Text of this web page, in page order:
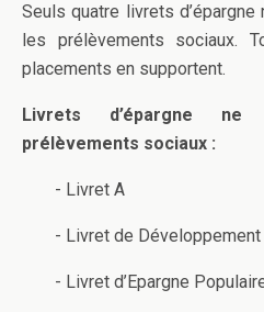
Seuls quatre livrets
les prélèvements sociaux.
placements en supportent.
Livrets d’épargne
prélèvements sociaux :
- Livret A
- Livret de Développement
- Livret d’Epargne